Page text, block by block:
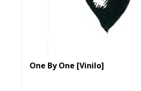
One By One [Vinilo]